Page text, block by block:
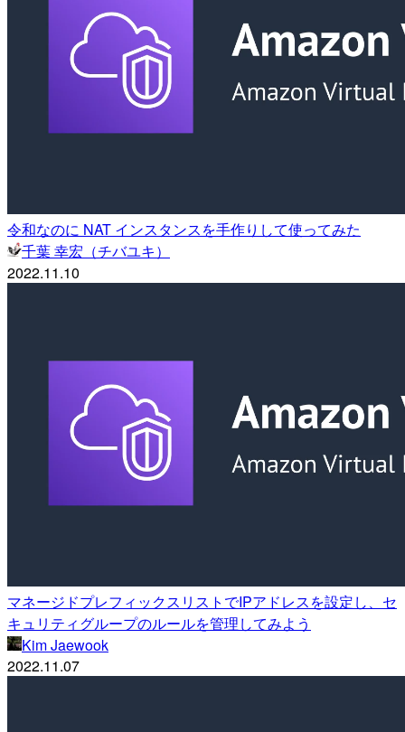
令和なのに NAT インスタンスを手作りして使ってみた
千葉 幸宏（チバユキ）
2022.11.10
マネージドプレフィックスリストでIPアドレスを設定し、セ
キュリティグループのルールを管理してみよう
Kim Jaewook
2022.11.07